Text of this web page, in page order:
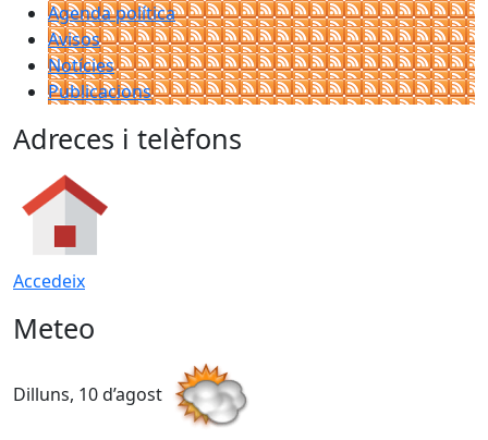
Agenda política
Avisos
Notícies
Publicacions
Adreces i telèfons
Accedeix
Meteo
Dilluns, 10 d’agost